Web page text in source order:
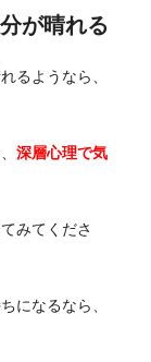
が晴れる
るようなら、
深層心理で気
みてくださ
になるなら、